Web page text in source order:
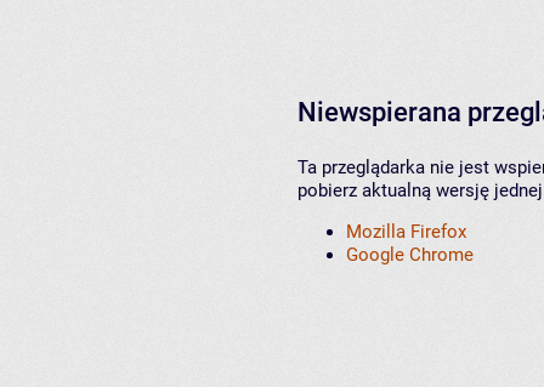
Niewspierana
Ta przeglądarka nie jest
pobierz aktualną wersję
Mozilla Firefox
Google Chrome